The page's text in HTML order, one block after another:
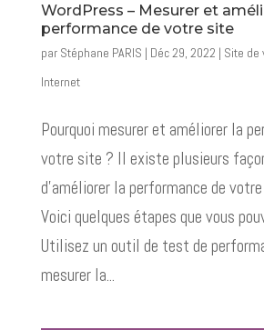
WordPress – Mesurer et
performance de votre site
par Stéphane PARIS | Déc 29, 2022 | Site de
Internet
Pourquoi mesurer et améliorer la
votre site ? Il existe plusieurs
d’améliorer la performance de
Voici quelques étapes que vous
Utilisez un outil de test de
mesurer la...